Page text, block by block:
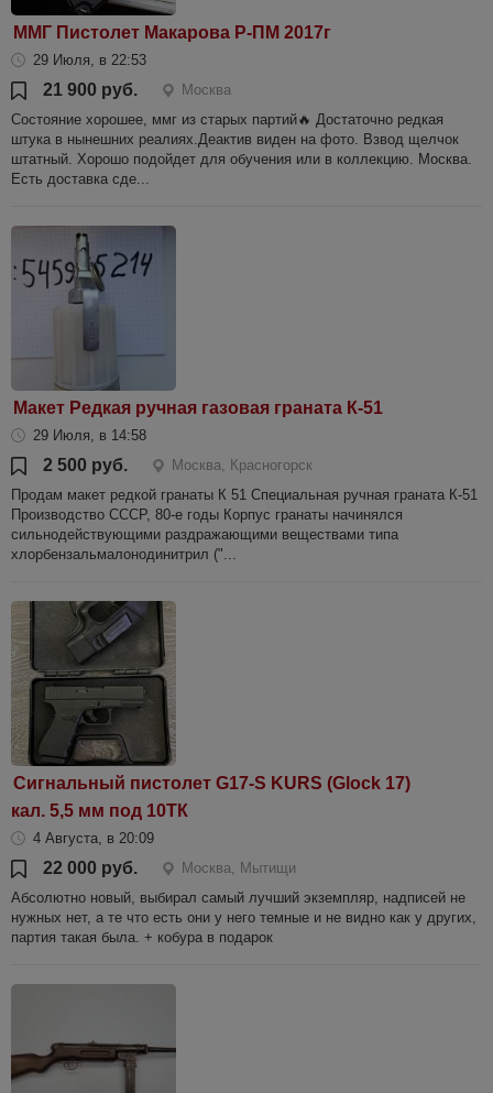
ММГ Пистолет Макарова Р-ПМ 2017г
29 Июля, в 22:53
21 900 руб.
Москва
Состояние хорошее, ммг из старых партий🔥 Достаточно редкая
штука в нынешних реалиях.Деактив виден на фото. Взвод щелчок
штатный. Хорошо подойдет для обучения или в коллекцию. Москва.
Есть доставка сде...
Макет Редкая ручная газовая граната К-51
29 Июля, в 14:58
2 500 руб.
Москва, Красногорск
Продам макет редкой гранаты К 51 Специальная ручная граната К-51
Производство СССР, 80-е годы Корпус гранаты начинялся
сильнодействующими раздражающими веществами типа
хлорбензальмалонодинитрил ("...
Сигнальный пистолет G17-S KURS (Glock 17)
кал. 5,5 мм под 10ТК
4 Августа, в 20:09
22 000 руб.
Москва, Мытищи
Абсолютно новый, выбирал самый лучший экземпляр, надписей не
нужных нет, а те что есть они у него темные и не видно как у других,
партия такая была. + кобура в подарок